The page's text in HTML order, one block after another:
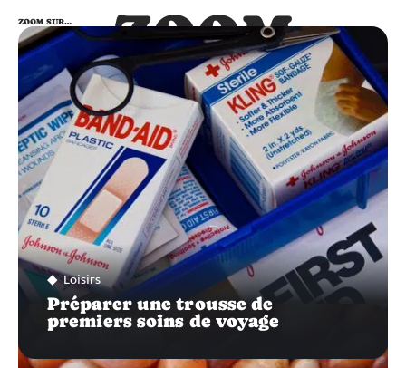
ZOOM
SUR…
ZOOM SUR…
Loisirs
Préparer une trousse de
premiers soins de voyage